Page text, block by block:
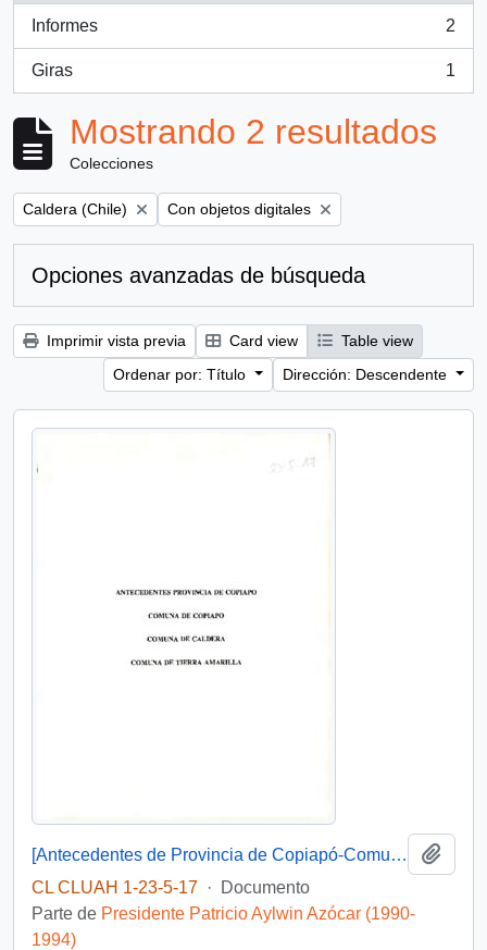
Informes
, 2 resultados
2
Giras
, 1 resultados
1
Mostrando 2 resultados
Colecciones
Remove filter:
Caldera (Chile) Remove filter:
Con objetos digitales
Opciones avanzadas de búsqueda
Imprimir vista previa Card view
Table view
Ordenar por: Título
Dirección: Descendente
[Antecedentes de Provincia de Copiapó-Comuna de Copiapó, Caldera. Tierra Amarilla].
CL CLUAH 1-23-5-17 ·
Documento
Parte de Presidente Patricio Aylwin Azócar (1990-
1994)